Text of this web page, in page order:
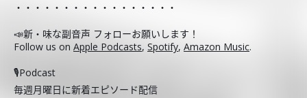
・・・・・・・・・・・・・・・・・
📣新・味な副音声 フォローお願いします！
Follow us on Apple Podcasts, Spotify, Amazon Music.
🎙️Podcast
毎週月曜日に新着エピソード配信